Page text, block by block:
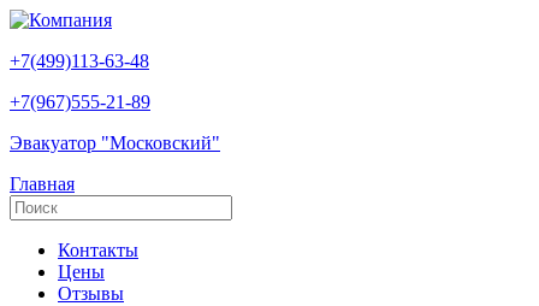
+7(499)113-63-48
+7(967)555-21-89
Эвакуатор "Московский"
Главная
Контакты
Цены
Отзывы